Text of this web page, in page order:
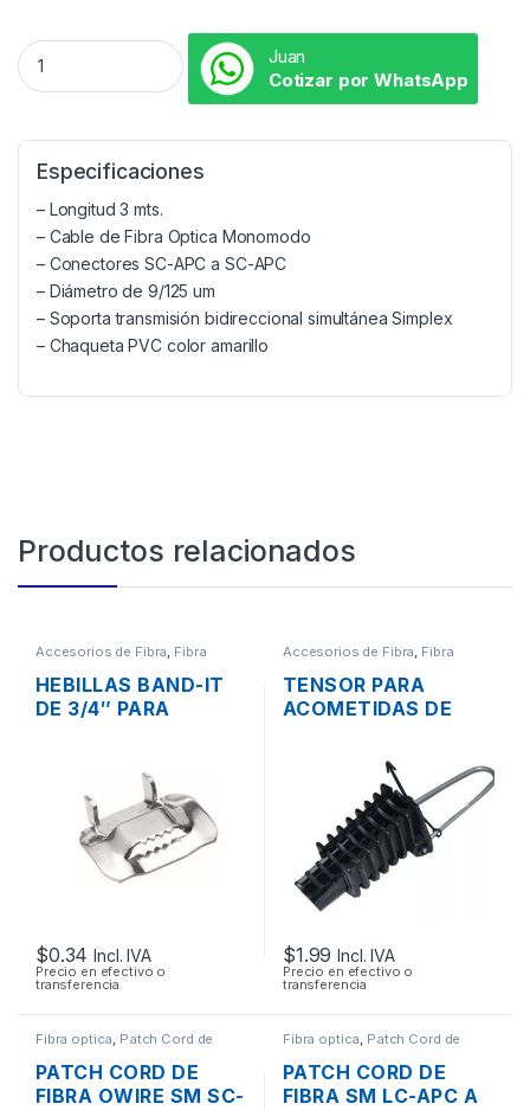
Juan
Cotizar por WhatsApp
Especificaciones
– Longitud 3 mts.
– Cable de Fibra Optica Monomodo
– Conectores SC-APC a SC-APC
– Diámetro de 9/125 um
– Soporta transmisión bidireccional simultánea Simplex
– Chaqueta PVC color amarillo
Productos relacionados
Accesorios de Fibra, Fibra
HEBILLAS BAND-IT
DE 3/4″ PARA
$0.34 Incl. IVA
Precio en efectivo o
transferencia
Accesorios de Fibra, Fibra
TENSOR PARA
ACOMETIDAS DE
$1.99 Incl. IVA
Precio en efectivo o
transferencia
Fibra optica Patch Cord de
PATCH CORD DE
FIBRA OWIRE SM SC-
Fibra optica Patch Cord de
PATCH CORD DE
FIBRA SM LC-APC A